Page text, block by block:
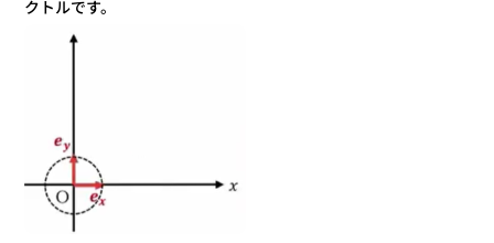
クトルです。